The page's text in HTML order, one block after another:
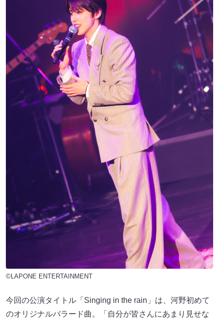
©LAPONE ENTERTAINMENT
今回の公演タイトル「Singing in the rain」は、河野初めて
のオリジナルバラード曲。「自分が皆さんにあまり見せな